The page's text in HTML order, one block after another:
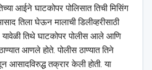
आईने घाटकोपर पोलिसात तिची मिसिंग
तिला घेऊन मालाची डिलीव्हरीसाठी
तिथे घाटकोपर पोलीस आले आणि
आणले होते. पोलीस ठाण्यात तिने
आसादविरुद्ध तक्रार केली होती. या